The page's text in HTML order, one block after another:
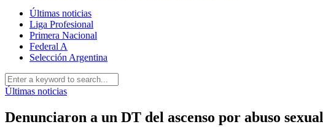
Últimas noticias
Liga Profesional
Primera Nacional
Federal A
Selección Argentina
Últimas noticias
Denunciaron a un DT del ascenso por abuso sexual